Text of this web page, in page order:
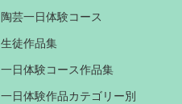
陶芸一日体験コース
生徒作品集
一日体験コース作品集
一日体験作品カテゴリー別